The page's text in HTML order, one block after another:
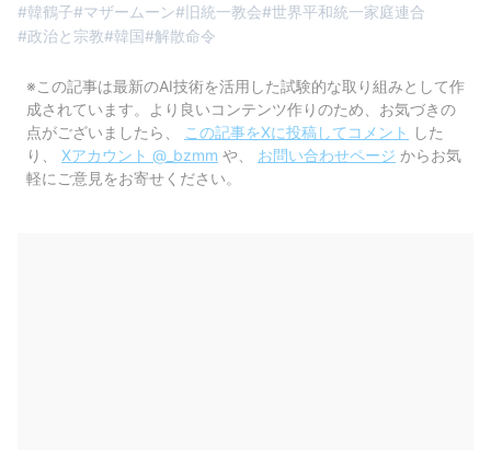
#韓鶴子#マザームーン# 旧統一教会#世界平和統一家庭連合
#政治と宗教#韓国#解散命令
※この記事は最新のAI技術を活用した試験的な取り組みとして作
成されています。より良いコンテンツ作りのため、お気づきの
点がございましたら、
この記事をXに投稿してコメント した
り、
Xアカウント @_bzmm や、 お問い合わせページ からお気
軽にご意見をお寄せください。